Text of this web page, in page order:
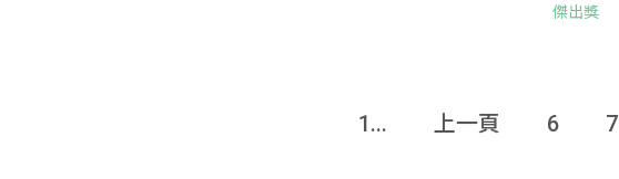
傑出獎
1... 上一頁 6 7